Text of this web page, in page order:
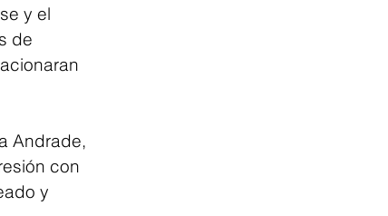
y el
de
Andrade,
con
y